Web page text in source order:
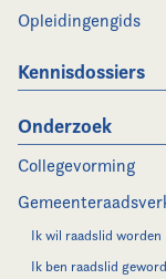
Opleidingengids
Kennisdossiers
Onderzoek
Collegevorming
Ik wil raadslid worden
Ik ben raadslid